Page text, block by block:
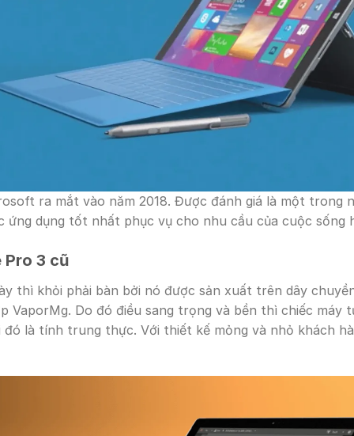
ra mắt vào năm 2018. Được đánh giá là một trong
ứng dụng tốt nhất phục vụ cho nhu cầu của cuộc sống
3 cũ
thì khỏi phải bàn bởi nó được sản xuất trên dây
VaporMg. Do đó điều sang trọng và bền thì chiếc máy
đó là tính trung thực. Với thiết kế mỏng và nhỏ khách